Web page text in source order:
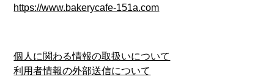
https://www.bakerycafe-151a.com
個人に関わる情報の取扱いについて
利用者情報の外部送信について